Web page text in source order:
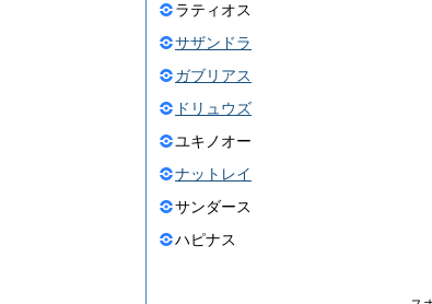
ラティオス
サザンドラ
ガブリアス
ドリュウズ
ユキノオー
ナットレイ
サンダース
ハピナス